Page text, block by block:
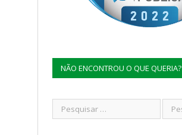
NÃO ENCONTROU O QUE QUERIA?